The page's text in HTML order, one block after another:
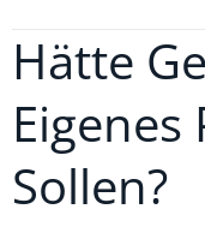
Hätte
Sollen?